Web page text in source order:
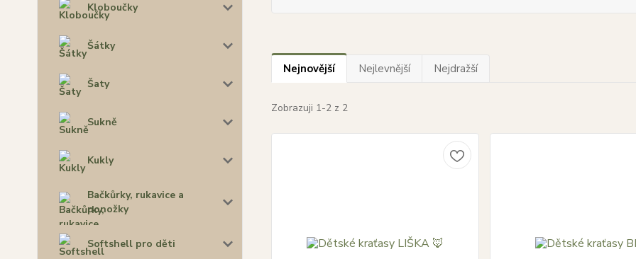
Kloboučky
Šátky
Šaty
Sukně
Kukly
Bačkůrky, rukavice a
ponožky
Softshell pro děti
Nejnovější Nejlevnější Nejdražší
Zobrazuji 1-2 z 2